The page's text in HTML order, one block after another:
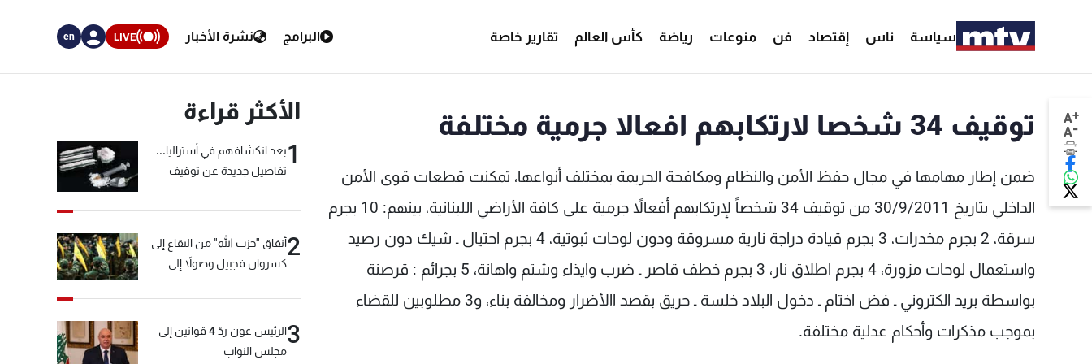
سياسة ناس إقتصاد فن منوعات رياضة كأس العالم تقارير خاصة البرامج نشرة الأخبار LIVE
en
A+
A- توقيف 34 شخصا لارتكابهم افعالا جرمية مختلفة
ضمن إطار مهامها في مجال حفظ الأمن والنظام ومكافحة الجريمة بمختلف أنواعها، تمكنت قطعات قوى الأمن
الداخلي بتاريخ 30/9/2011 من توقيف 34 شخصاً لإرتكابهم أفعالاً جرمية على كافة الأراضي اللبنانية، بينهم: 10 بجرم
سرقة، 2 بجرم مخدرات، 3 بجرم قيادة دراجة نارية مسروقة ودون لوحات ثبوتية، 4 بجرم احتيال ـ شيك دون رصيد
واستعمال لوحات مزورة، 4 بجرم اطلاق نار، 3 بجرم خطف قاصر ـ ضرب وايذاء وشتم واهانة، 5 بجرائم : قرصنة
بواسطة بريد الكتروني ـ فض اختام ـ دخول البلاد خلسة ـ حريق بقصد االأضرار ومخالفة بناء، و3 مطلوبين للقضاء
بموجب مذكرات وأحكام عدلية مختلفة.
الأكثر قراءة
1بعد انكشافهم في أستراليا...
تفاصيل جديدة عن توقيف
2أنفاق "حزب الله" من البقاع إلى
كسروان فجبيل وصولاً إلى
3
الرئيس عون ردّ 4 قوانين إلى
مجلس النواب